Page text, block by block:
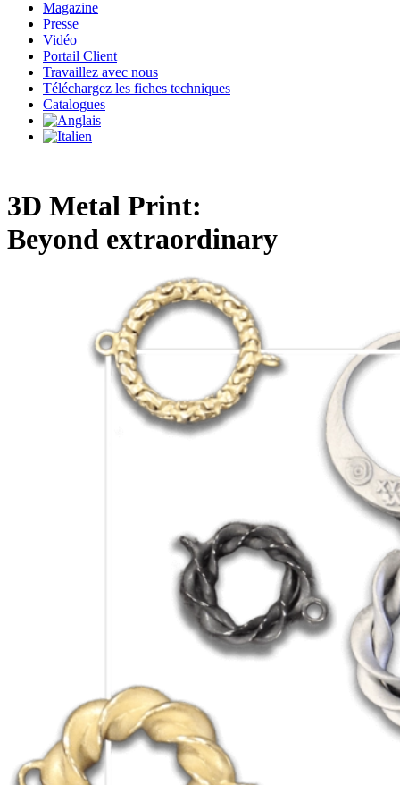
Magazine
Presse
Vidéo
Portail Client
Travaillez avec nous
Téléchargez les fiches techniques
Catalogues
3D Metal Print:
Beyond extraordinary